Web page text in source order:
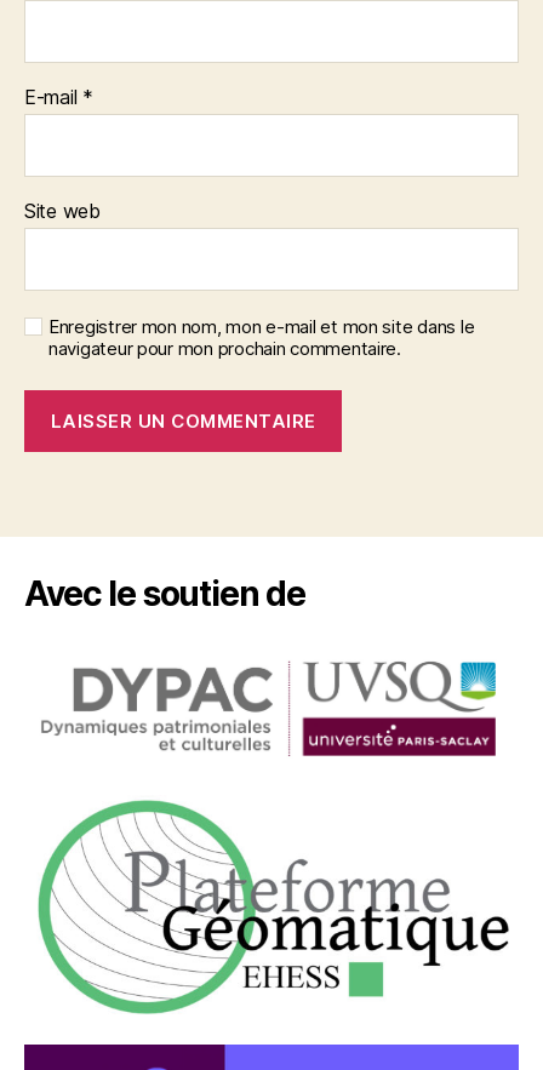
E-mail *
Site web
Enregistrer mon nom, mon e-mail et mon site dans le
navigateur pour mon prochain commentaire.
Avec le soutien de